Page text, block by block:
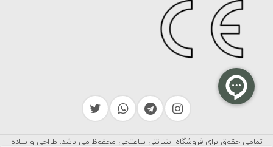
تمامی حقوق برای فروشگاه اینترنتی ساعتچی محفوظ می باشد. طراحی و پیاده